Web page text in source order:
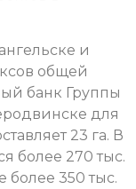
и
общей
банк Группы
для
23 га. В
более 270 тыс.
более 350 тыс.